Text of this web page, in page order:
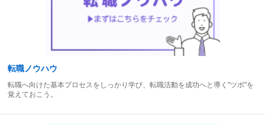
転職ノウハウ
転職へ向けた基本プロセスをしっかり学び、転職活動を成功へと導く"ツボ"を
覚えておこう。